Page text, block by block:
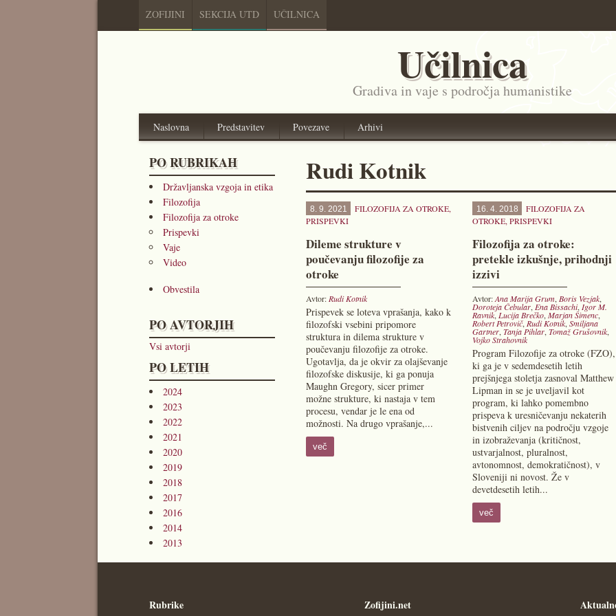
ZOFIJINI SEKCIJA UTD UČILNICA
Učilnica
Gradiva in vaje s področja humanistike
Naslovna Predstavitev Povezave Arhivi
PO RUBRIKAH
Državljanska vzgoja in etika
Filozofija
Filozofija za otroke
Prispevki
Vaje
Video
Obvestila
PO AVTORJIH
Vsi avtorji
PO LETIH
2024
2023
2022
2021
2020
2019
2018
2017
2016
2014
2013
Rudi Kotnik
8. 9. 2021 FILOZOFIJA ZA OTROKE,
PRISPEVKI
Dileme strukture v
poučevanju filozofije za
otroke
Avtor: Rudi Kotnik
Prispevek se loteva vprašanja, kako k
filozofski vsebini pripomore
struktura in dilema strukture v
poučevanju filozofije za otroke.
Ugotavlja, da je okvir za olajševanje
filozofske diskusije, ki ga ponuja
Maughn Gregory, sicer primer
možne strukture, ki nastaja v tem
procesu, vendar je le ena od
možnosti. Na drugo vprašanje,...
več
16. 4. 2018
FILOZOFIJA ZA
OTROKE, PRISPEVKI
Filozofija za otroke:
pretekle izkušnje, prihodnji
izzivi
Avtor:Ana Marija Grum, Boris Vezjak,
Doroteja Čebular, Ena Bissachi, Igor M.
Ravnik, Lucija Brečko, Marjan Šimenc,
Robert Petrovič, Rudi Kotnik, Smiljana
Gartner, Tanja Pihlar, Tomaž Grušovnik,
Vojko Strahovnik
Program Filozofije za otroke (FZO),
ki ga je v sedemdesetih letih
prejšnjega stoletja zasnoval Matthew
Lipman in se je uveljavil kot
program, ki lahko pomembno
prispeva k uresničevanju nekaterih
bistvenih ciljev na področju vzgoje
in izobraževanja (kritičnost,
ustvarjalnost, pluralnost,
avtonomnost, demokratičnost), v
Sloveniji ni novost. Že v
devetdesetih letih...
več
Rubrike Zofijini.net